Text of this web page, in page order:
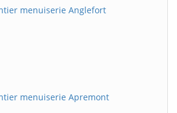
menuiserie Anglefort
menuiserie Apremont